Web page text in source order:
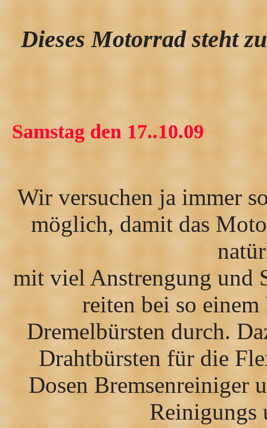
Dieses Motorrad steht
Samstag den 17..10.09
Wir versuchen ja immer
möglich, damit das
mit viel Anstrengung und
reiten bei so
Dremelbürsten durch.
Drahtbürsten für die
Dosen Bremsenreiniger
Reinigungs